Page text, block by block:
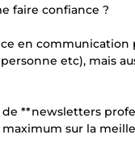
faire confiance ?
en communication
etc), mais
**newsletters
sur la